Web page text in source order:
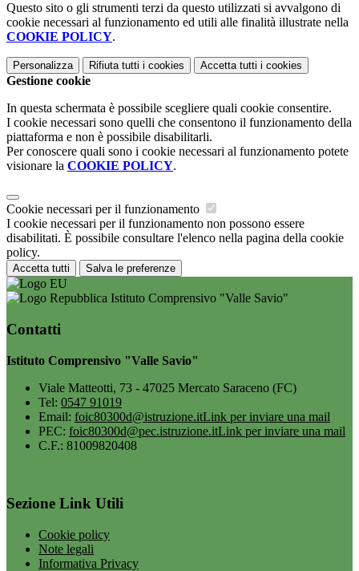
Questo sito o gli strumenti terzi da questo utilizzati si avvalgono di
cookie necessari al funzionamento ed utili alle finalità illustrate nella
COOKIE POLICY.
Personalizza Rifiuta tutti i cookies Accetta tutti i cookies
Gestione cookie
In questa schermata è possibile scegliere quali cookie consentire.
I cookie necessari sono quelli che consentono il funzionamento della
piattaforma e non è possibile disabilitarli.
Per conoscere quali sono i cookie necessari al funzionamento potete
visionare la COOKIE POLICY.
Cookie necessari per il funzionamento
I cookie necessari per il funzionamento non possono essere
disabilitati. È possibile consultare l'elenco nella pagina della cookie
policy.
Accetta tutti Salva le preferenze
Istituto Comprensivo "Valle Savio"
Contatti
Istituto Comprensivo "Valle Savio"
Viale Matteotti, 73 - 47025 Mercato Saraceno (FC)
Tel: 0547 91019
Email: foic80300d@istruzione.itLink per inviare una mail
PEC: foic80300d@pec.istruzione.itLink per inviare una mail
C.F.: 81009820408
Sezione Link Utili
Cookie policy
Note legali
Informativa Privacy